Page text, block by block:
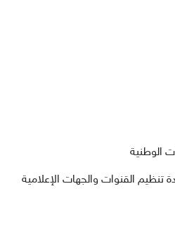
الوطنية
تنظيم القنوات والجهات الإعلامية